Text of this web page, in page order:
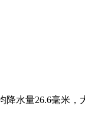
降水量26.6毫米，